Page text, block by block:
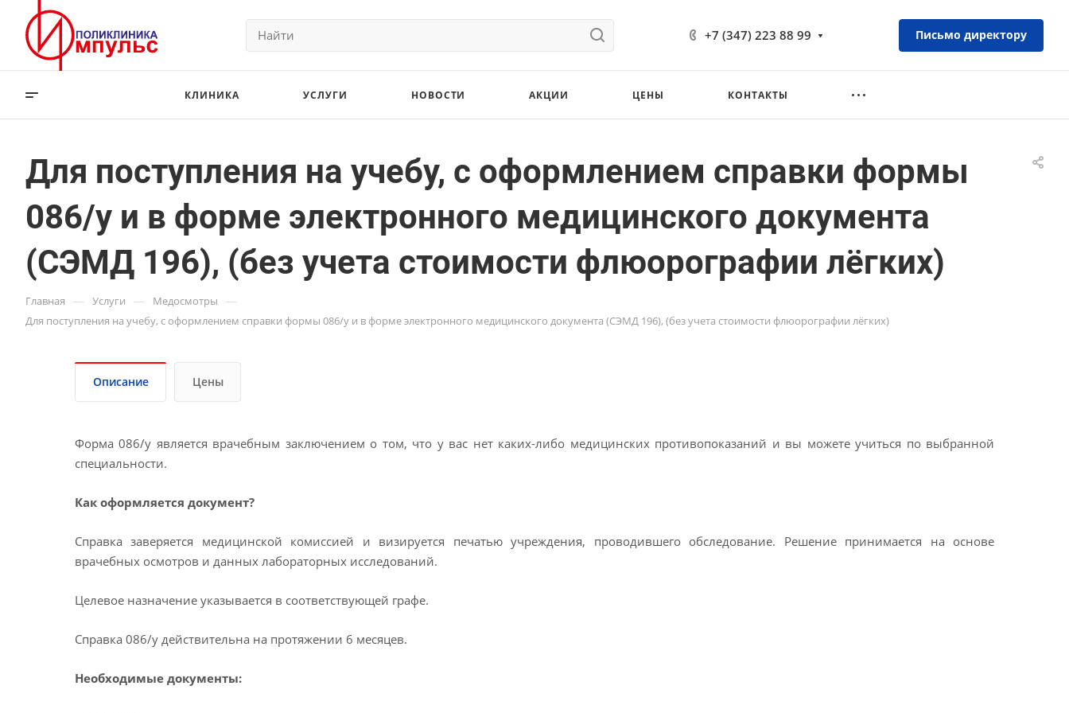
+7 (347) 223 88 99 Письмо директору
КЛИНИКА УСЛУГИ НОВОСТИ АКЦИИ ЦЕНЫ КОНТАКТЫ
Для поступления на учебу, с оформлением справки формы
086/у и в форме электронного медицинского документа
(СЭМД 196), (без учета стоимости флюорографии лёгких)
Главная — Услуги — Медосмотры —
Для поступления на учебу, с оформлением справки формы 086/у и в форме электронного медицинского документа (СЭМД 196), (без учета стоимости флюорографии лёгких)
Описание Цены
Форма 086/у является врачебным заключением о том, что у вас нет каких-либо медицинских противопоказаний и вы можете учиться по выбранной
специальности.
Как оформляется документ?
Справка заверяется медицинской комиссией и визируется печатью учреждения, проводившего обследование. Решение принимается на основе
врачебных осмотров и данных лабораторных исследований.
Целевое назначение указывается в соответствующей графе.
Справка 086/у действительна на протяжении 6 месяцев.
Необходимые документы: